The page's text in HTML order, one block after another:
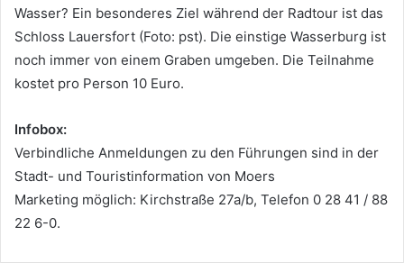
Wasser? Ein besonderes Ziel während der Radtour ist das
Schloss Lauersfort (Foto: pst). Die einstige Wasserburg ist
noch immer von einem Graben umgeben. Die Teilnahme
kostet pro Person 10 Euro.
Infobox:
Verbindliche Anmeldungen zu den Führungen sind in der
Stadt- und Touristinformation von Moers
Marketing möglich: Kirchstraße 27a/b, Telefon 0 28 41 / 88
22 6-0.